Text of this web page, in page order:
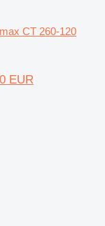
CT 260-120
EUR